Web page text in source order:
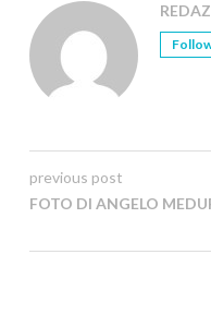
previous post
FOTO DI ANGELO